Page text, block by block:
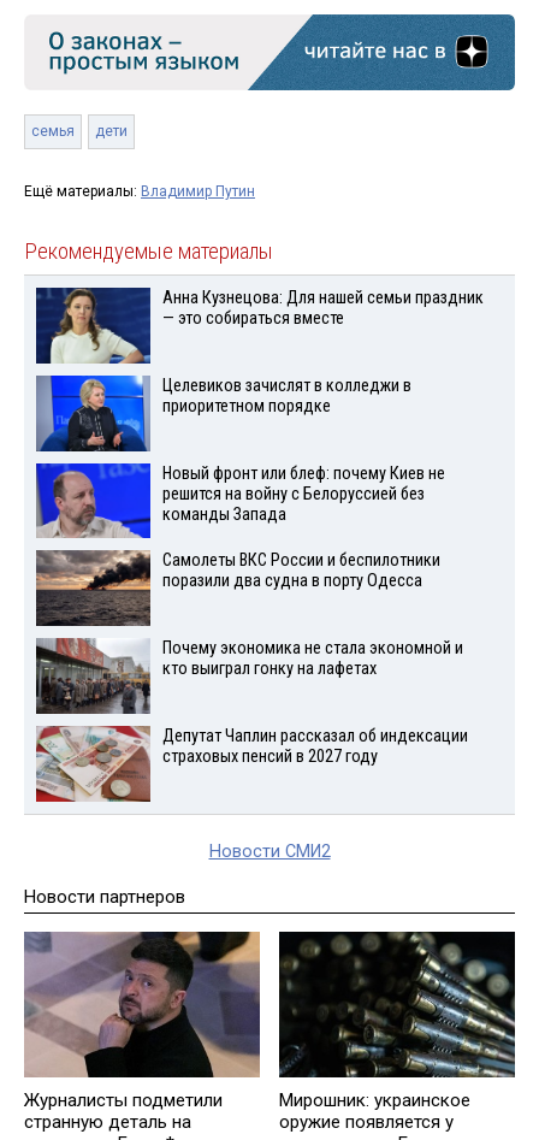
семья дети
Ещё материалы: Владимир Путин
Рекомендуемые материалы
Анна Кузнецова: Для нашей семьи праздник
— это собираться вместе
Целевиков зачислят в колледжи в
приоритетном порядке
Новый фронт или блеф: почему Киев не
решится на войну с Белоруссией без
команды Запада
Самолеты ВКС России и беспилотники
поразили два судна в порту Одесса
Почему экономика не стала экономной и
кто выиграл гонку на лафетах
Депутат Чаплин рассказал об индексации
страховых пенсий в 2027 году
Новости СМИ2
Новости партнеров
Журналисты подметили
странную деталь на
Мирошник: украинское
оружие появляется у